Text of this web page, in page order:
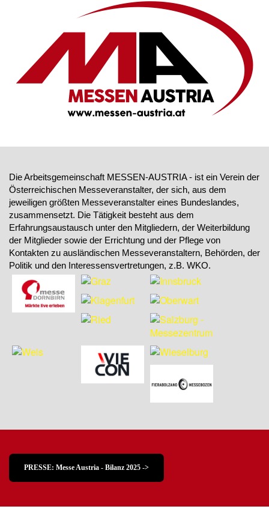
Die Arbeitsgemeinschaft MESSEN-AUSTRIA - ist ein Verein der
Österreichischen Messeveranstalter, der sich, aus dem
jeweiligen größten Messeveranstalter eines Bundeslandes,
zusammensetzt. Die Tätigkeit besteht aus dem
Erfahrungsaustausch unter den Mitgliedern, der Weiterbildung
der Mitglieder sowie der Errichtung und der Pflege von
Kontakten zu ausländischen Messeveranstaltern, Behörden, der
Politik und den Interessensvertretungen, z.B. WKO.
PRESSE: Messe Austria - Bilanz 2025 ->